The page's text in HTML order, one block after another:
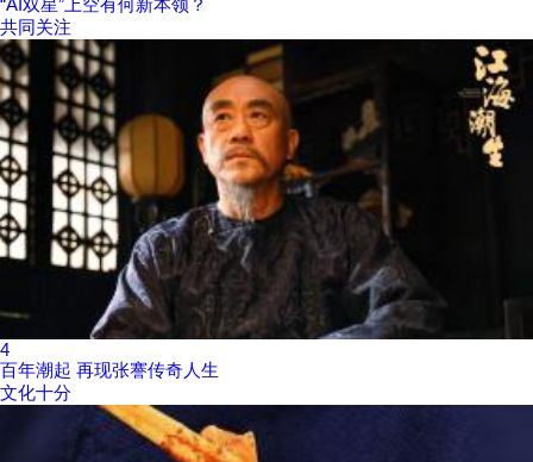
共同关注
4
百年潮起 再现张謇传奇人生
文化十分